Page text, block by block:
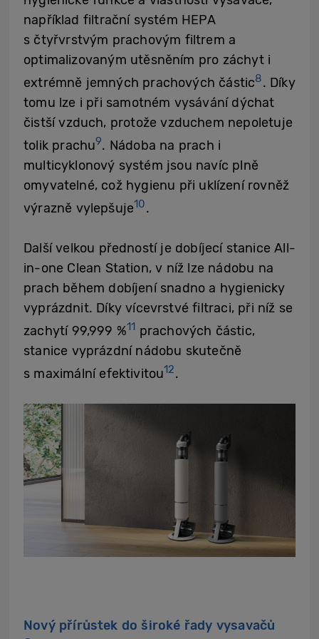
například filtrační systém HEPA
s čtyřvrstvým prachovým filtrem a
optimalizovaným utěsněním pro záchyt i
extrémně jemných prachových částic8. Díky
tomu lze i při samotném vysávání dýchat
čistší vzduch, protože vzduchem nepoletuje
tolik prachu9. Nádoba na prach i
multicyklonový systém jsou navíc plně
omyvatelné, což hygienu při uklízení rovněž
výrazně vylepšuje10.
Další velkou předností je dobíjecí stanice All-
in-one Clean Station, v níž lze nádobu na
prach během dobíjení snadno a hygienicky
vyprázdnit. Díky vícevrstvé filtraci, při níž se
zachytí 99,999 %11 prachových částic,
stanice vyprázdní nádobu skutečně
s maximální efektivitou12.
Nový přírůstek do široké řady vysavačů